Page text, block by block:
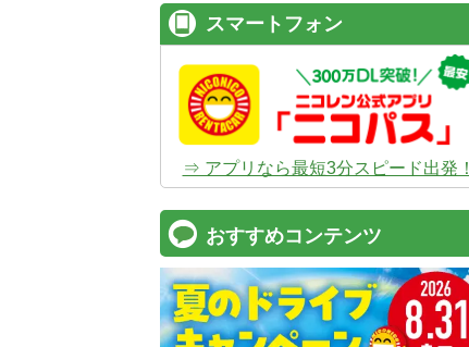
スマートフォン
⇒ アプリなら最短3分スピード出発！
おすすめコンテンツ